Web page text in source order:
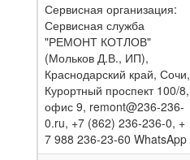
Сервисная организация:
Сервисная служба
"РЕМОНТ КОТЛОВ"
(Мольков Д.В., ИП),
Краснодарский край, Сочи,
Курортный проспект 100/8,
офис 9, remont@236-236-
0.ru, +7 (862) 236-236-0, +
7 988 236-23-60 WhatsApp